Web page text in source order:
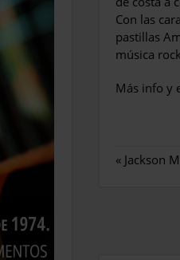
Con las
pastillas
música
Más info y
« Jackson